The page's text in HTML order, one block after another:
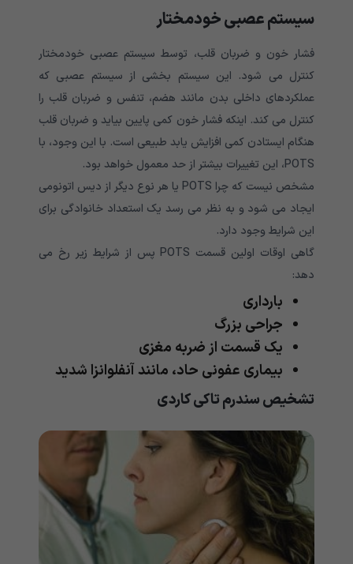
سیستم عصبی خودمختار
فشار خون و ضربان قلب، توسط سیستم عصبی خودمختار
کنترل می شود. این سیستم بخشی از سیستم عصبی که
عملکردهای داخلی بدن مانند هضم، تنفس و ضربان قلب را
کنترل می کند. اینکه فشار خون کمی پایین بیاید و ضربان قلب
هنگام ایستادن کمی افزایش یابد طبیعی است. با این وجود، با
POTS، این تغییرات بیشتر از حد معمول خواهد بود.
مشخص نیست که چرا
یا هر نوع دیگر از دیس اتونومی
ایجاد می شود و به نظر می رسد یک استعداد خانوادگی برای
این شرایط وجود دارد.
گاهی اوقات اولین قسمت
پس از شرایط زیر رخ می
دهد:
بارداری
جراحی بزرگ
یک قسمت از ضربه مغزی
بیماری عفونی حاد، مانند آنفلوانزا شدید
تشخیصسندرم تاکی کاردی